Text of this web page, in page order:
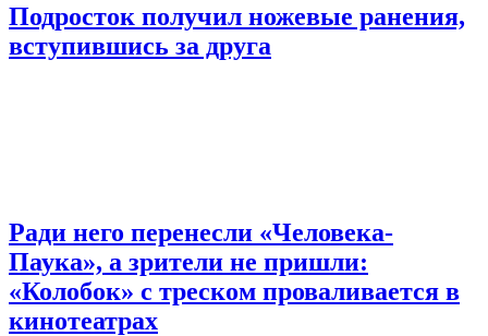
Подросток получил ножевые ранения,
вступившись за друга
Ради него перенесли «Человека-
Паука», а зрители не пришли:
«Колобок» с треском проваливается в
кинотеатрах